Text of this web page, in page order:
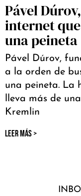
Pável
internet
una peineta
Pável Dúrov,
a la orden de
una peineta. La
lleva más de
Kremlin
LEER MÁS >